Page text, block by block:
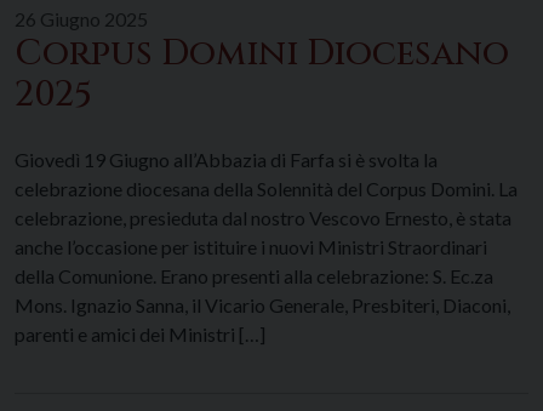
26 Giugno 2025
Corpus Domini Diocesano
2025
Giovedì 19 Giugno all’Abbazia di Farfa si è svolta la
celebrazione diocesana della Solennità del Corpus Domini. La
celebrazione, presieduta dal nostro Vescovo Ernesto, è stata
anche l’occasione per istituire i nuovi Ministri Straordinari
della Comunione. Erano presenti alla celebrazione: S. Ec.za
Mons. Ignazio Sanna, il Vicario Generale, Presbiteri, Diaconi,
parenti e amici dei Ministri […]